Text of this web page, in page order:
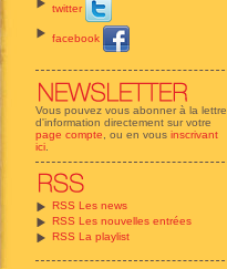
twitter
facebook
Vous pouvez vous abonner à la lettre
d'information directement sur votre
page compte , ou en vous inscrivant
ici
RSS Les news
RSS Les nouvelles entrées
RSS La playlist